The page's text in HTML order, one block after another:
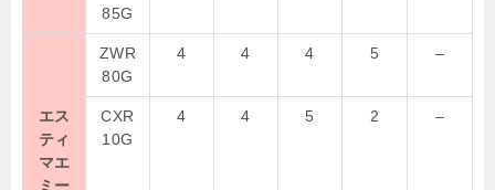
85G
ZWR
80G
4 4 4 5 –
エス
ティ
マエ
ミー
CXR
10G
4 4 5 2 –